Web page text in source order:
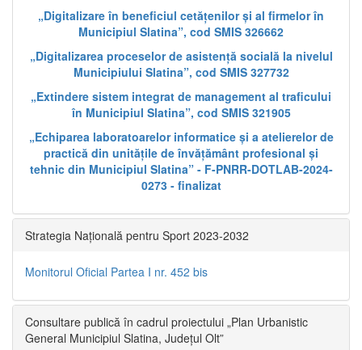
„Digitalizare în beneficiul cetățenilor și al firmelor în
Municipiul Slatina”, cod SMIS 326662
„Digitalizarea proceselor de asistență socială la nivelul
Municipiului Slatina”, cod SMIS 327732
„Extindere sistem integrat de management al traficului
în Municipiul Slatina”, cod SMIS 321905
„Echiparea laboratoarelor informatice și a atelierelor de
practică din unitățile de învățământ profesional și
tehnic din Municipiul Slatina” - F-PNRR-DOTLAB-2024-
0273 - finalizat
Strategia Națională pentru Sport 2023-2032
Monitorul Oficial Partea I nr. 452 bis
Consultare publică în cadrul proiectului „Plan Urbanistic
General Municipiul Slatina, Județul Olt”